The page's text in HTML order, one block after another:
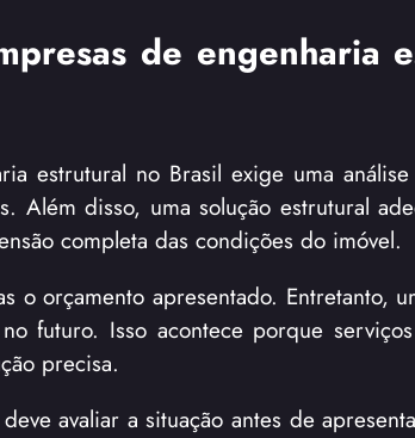
de engenharia
estrutural no Brasil exige uma
Além disso, uma solução estrutural
completa das condições do imóvel.
orçamento apresentado. Entretanto,
futuro. Isso acontece porque
precisa.
avaliar a situação antes de